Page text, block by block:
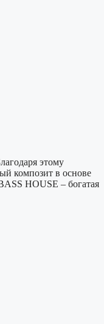
этому
композит в основе
HOUSE – богатая